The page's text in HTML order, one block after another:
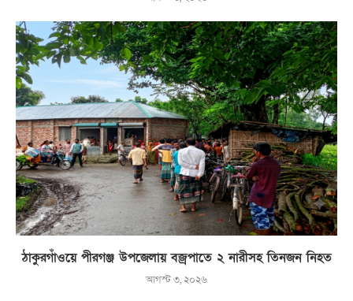
ঠাকুরগাঁওয়ে পীরগঞ্জ উপজেলায় বজ্রপাতে ২ নারীসহ তিনজন নিহত
আগস্ট ৩, ২০২৬